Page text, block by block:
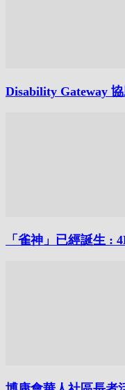
Disability Gateway
「雀神」已經誕生 :